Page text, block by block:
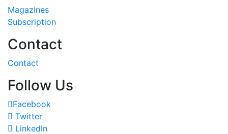
Magazines
Subscription
Contact
Contact
Follow Us
Facebook
Twitter
LinkedIn